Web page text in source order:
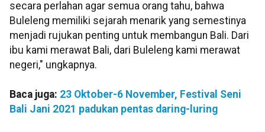
secara perlahan agar semua orang tahu, bahwa
Buleleng memiliki sejarah menarik yang semestinya
menjadi rujukan penting untuk membangun Bali. Dari
ibu kami merawat Bali, dari Buleleng kami merawat
negeri," ungkapnya.
Baca juga: 23 Oktober-6 November, Festival Seni
Bali Jani 2021 padukan pentas daring-luring